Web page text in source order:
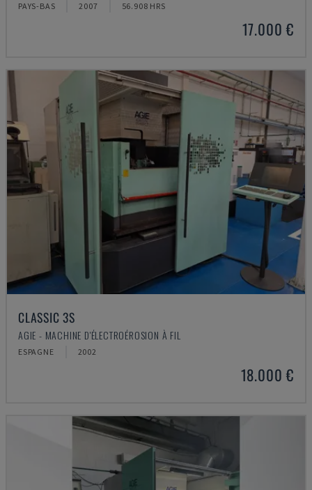
PAYS-BAS 2007 56.908 HRS
17.000 €
CLASSIC 3S
AGIE - MACHINE D'ÉLECTROÉROSION À FIL
ESPAGNE 2002
18.000 €